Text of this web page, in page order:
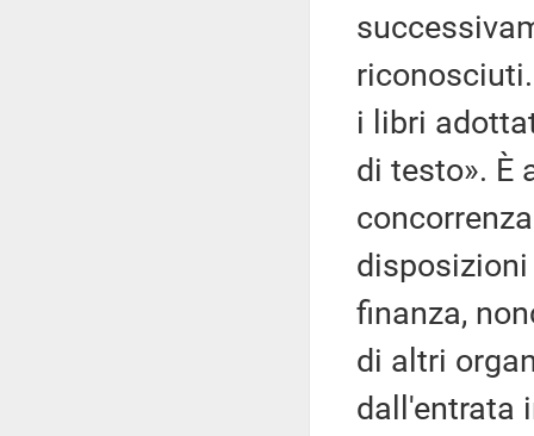
i libri
di testo». È
finanza,
di altri
dall'entrata